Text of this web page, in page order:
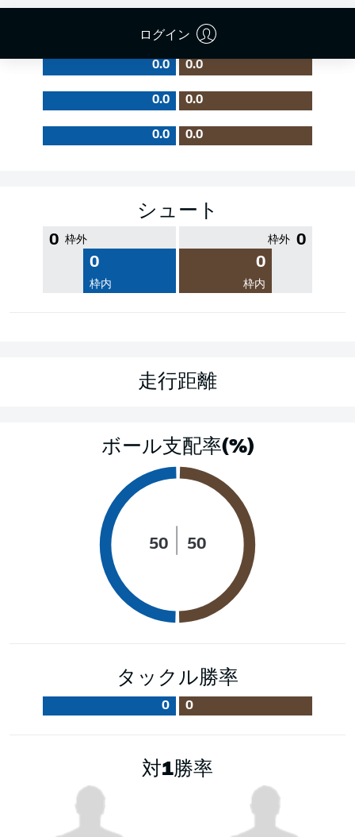
ログイン
PASS EFFICIENCY
0.0 0.0
0.0 0.0
0.0 0.0
シュート
0 枠外
0
枠内
0
枠外
0
枠内
走行距離
ボール支配率(%)
50 50
タックル勝率
0 0
対1勝率